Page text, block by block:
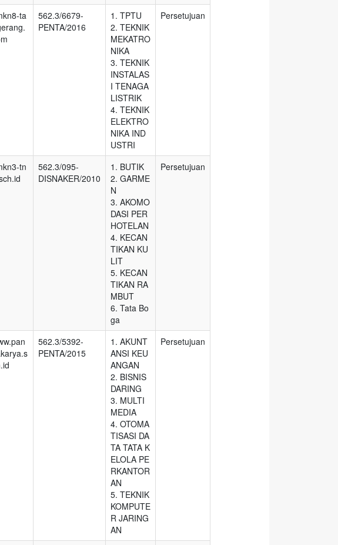
ta
562.3/6679-
PENTA/2016
1. TPTU
2. TEKNIK
MEKATRO
NIKA
3. TEKNIK
INSTALAS
I TENAGA
LISTRIK
4. TEKNIK
ELEKTRO
NIKA IND
USTRI
Persetujuan
tn
562.3/095-
DISNAKER/2010
1. BUTIK
2. GARME
N
3. AKOMO
DASI PER
HOTELAN
4. KECAN
TIKAN KU
LIT
5. KECAN
TIKAN RA
MBUT
6. Tata Bo
ga
Persetujuan
562.3/5392-
PENTA/2015
1. AKUNT
ANSI KEU
ANGAN
2. BISNIS
DARING
3. MULTI
MEDIA
4. OTOMA
TISASI DA
TA TATA K
ELOLA PE
RKANTOR
AN
5. TEKNIK
KOMPUTE
R JARING
AN
Persetujuan